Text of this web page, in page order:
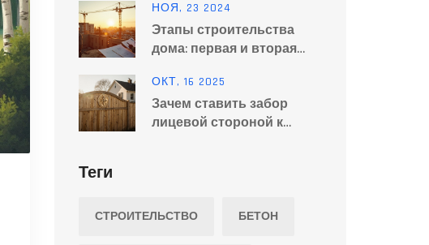
НОЯ, 23 2024
Этапы строительства
дома: первая и вторая
ОКТ, 16 2025
Зачем ставить забор
лицевой стороной к
Теги
СТРОИТЕЛЬСТВО БЕТОН